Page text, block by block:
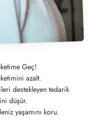
azalt.
destekleyen tedarik
düşür.
yaşamını koru.